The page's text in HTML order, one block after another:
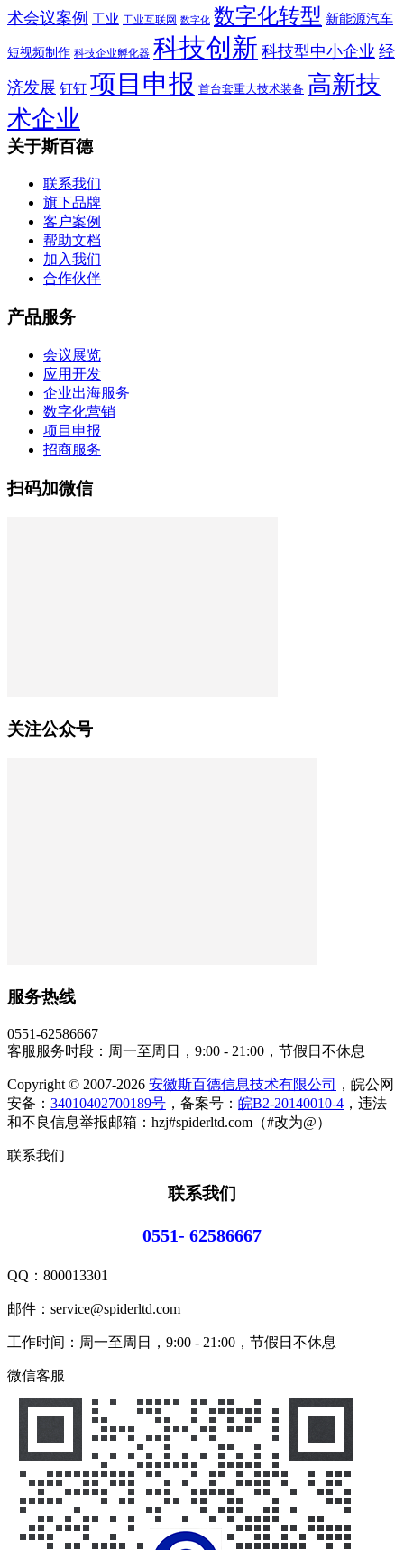
术会议案例 工业 工业互联网 数字化 数字化转型 新能源汽车
短视频制作 科技企业孵化器 科技创新 科技型中小企业 经
济发展 钉钉 项目申报 首台套重大技术装备 高新技
术企业
关于斯百德
联系我们
旗下品牌
客户案例
帮助文档
加入我们
合作伙伴
产品服务
会议展览
应用开发
企业出海服务
数字化营销
项目申报
招商服务
扫码加微信
关注公众号
服务热线
0551-62586667
客服服务时段：周一至周日，9:00 - 21:00，节假日不休息
Copyright © 2007-2026 安徽斯百德信息技术有限公司
，皖公网
安备： 34010402700189号 ，备案号： 皖B2-20140010-4 ，违法
和不良信息举报邮箱：hzj#spiderltd.com（#改为@）
联系我们
联系我们
0551- 62586667
QQ： 800013301
邮件：service@spiderltd.com
工作时间：周一至周日，9:00 - 21:00，节假日不休息
微信客服